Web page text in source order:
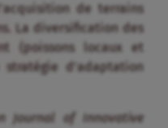
de terrains
. La diversification des
(poissons locaux et
d’adaptation
Journal of Innovative